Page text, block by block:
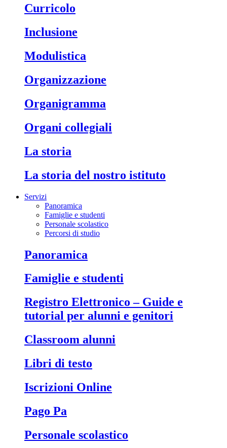
Curricolo
Inclusione
Modulistica
Organizzazione
Organigramma
Organi collegiali
La storia
La storia del nostro istituto
Servizi
Panoramica
Famiglie e studenti
Personale scolastico
Percorsi di studio
Panoramica
Famiglie e studenti
Registro Elettronico – Guide e
tutorial per alunni e genitori
Classroom alunni
Libri di testo
Iscrizioni Online
Pago Pa
Personale scolastico